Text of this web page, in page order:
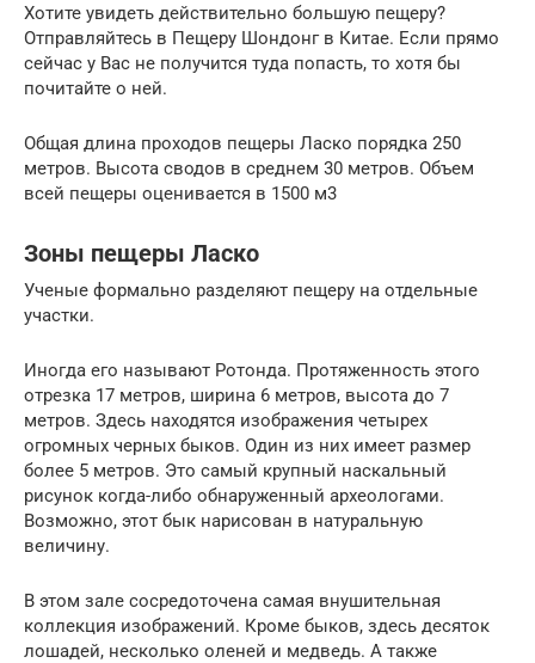
Хотите увидеть действительно большую пещеру?
Отправляйтесь в Пещеру Шондонг в Китае. Если прямо
сейчас у Вас не получится туда попасть, то хотя бы
почитайте о ней.
Общая длина проходов пещеры Ласко порядка 250
метров. Высота сводов в среднем 30 метров. Объем
всей пещеры оценивается в 1500 м3
Зоны пещеры Ласко
Ученые формально разделяют пещеру на отдельные
участки.
Иногда его называют Ротонда. Протяженность этого
отрезка 17 метров, ширина 6 метров, высота до 7
метров. Здесь находятся изображения четырех
огромных черных быков. Один из них имеет размер
более 5 метров. Это самый крупный наскальный
рисунок когда-либо обнаруженный археологами.
Возможно, этот бык нарисован в натуральную
величину.
В этом зале сосредоточена самая внушительная
коллекция изображений. Кроме быков, здесь десяток
лошадей, несколько оленей и медведь. А также